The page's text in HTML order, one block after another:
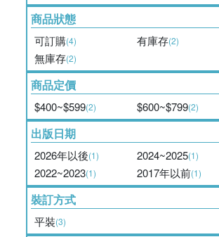
商品狀態
可訂購(4) 有庫存(2)
無庫存(2)
商品定價
$400~$599(2) $600~$799(2)
出版日期
2026年以後(1) 2024~2025(1)
2022~2023(1) 2017年以前(1)
裝訂方式
平裝(3)